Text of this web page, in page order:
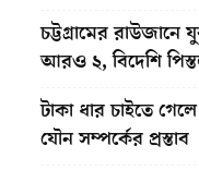
চট্টগ্রামের রাউজানে
আরও ২, বিদেশি
টাকা ধার চাইতে
যৌন সম্পর্কের প্রস্তাব